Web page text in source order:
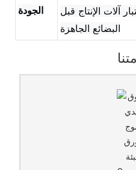
الجودة
آلات الإنتاج قبل
البضائع الجاهزة